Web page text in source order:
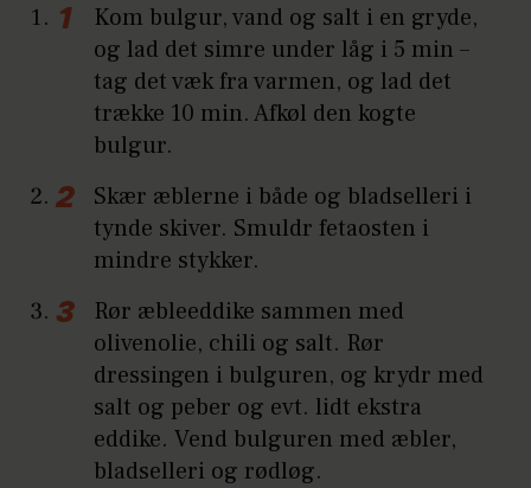
Kom bulgur, vand og salt i en gryde,
og lad det simre under låg i 5 min –
tag det væk fra varmen, og lad det
trække 10 min. Afkøl den kogte
bulgur.
Skær æblerne i både og bladselleri i
tynde skiver. Smuldr fetaosten i
mindre stykker.
Rør æbleeddike sammen med
olivenolie, chili og salt. Rør
dressingen i bulguren, og krydr med
salt og peber og evt. lidt ekstra
eddike. Vend bulguren med æbler,
bladselleri og rødløg.